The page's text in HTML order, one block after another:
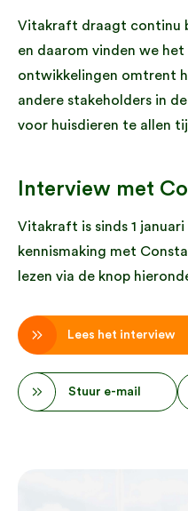
Vitakraft draagt continu
en daarom vinden we
ontwikkelingen omtrent
andere stakeholders in
voor huisdieren te allen
Interview met
Vitakraft is sinds 1
kennismaking met
lezen via de knop
Lees het interview
Stuur e-mail